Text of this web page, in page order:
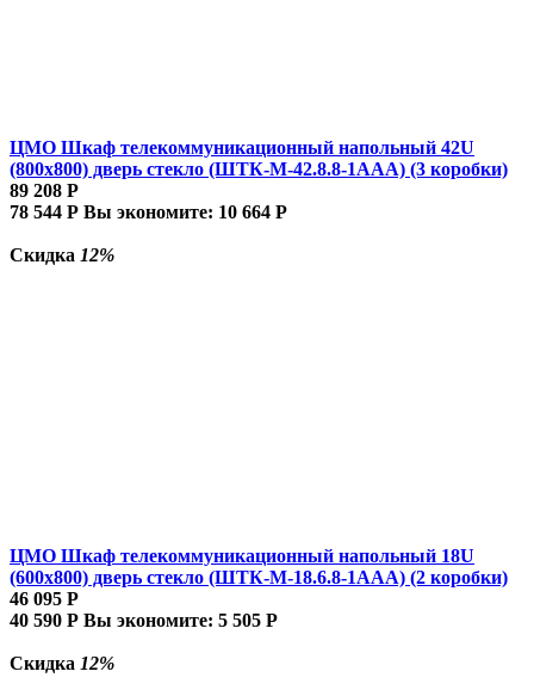
ЦМО Шкаф телекоммуникационный напольный 42U
(800x800) дверь стекло (ШТК-М-42.8.8-1ААА) (3 коробки)
89 208 Р
78 544 Р Вы экономите: 10 664 Р
Скидка 12%
ЦМО Шкаф телекоммуникационный напольный 18U
(600x800) дверь стекло (ШТК-М-18.6.8-1AAA) (2 коробки)
46 095 Р
40 590 Р Вы экономите: 5 505 Р
Скидка 12%